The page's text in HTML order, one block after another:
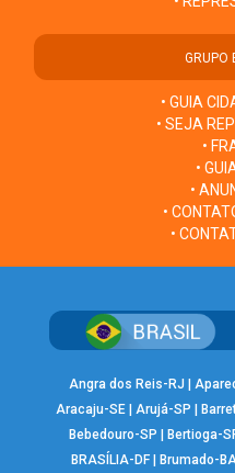
GRUPO
• GUIA
• SEJA
•
•
•
•
•
Angra dos Reis-RJ |
Aracaju-SE | Arujá-SP |
Bebedouro-SP |Bertioga-
BRASÍLIA-DF| Brumado-